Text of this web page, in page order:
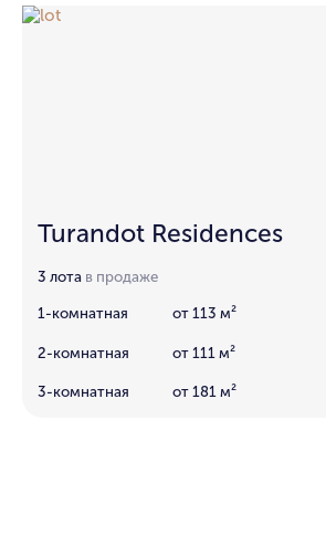
Turandot Residences
3 лота в продаже
1-комнатная от 113 м²
2-комнатная от 111 м²
3-комнатная от 181 м²